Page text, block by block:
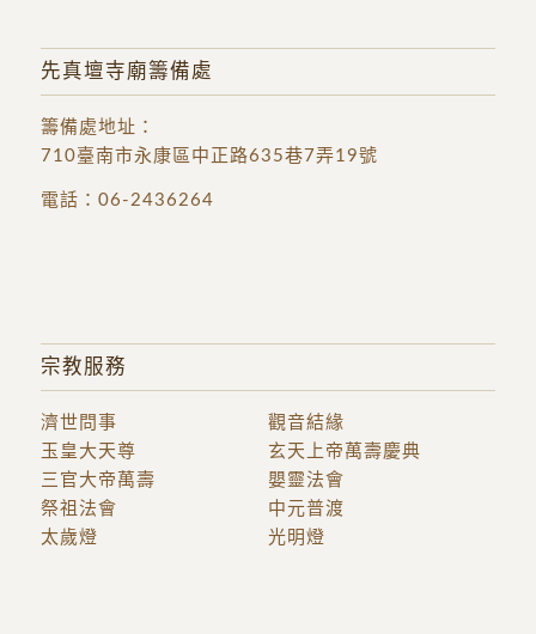
先真壇寺廟籌備處
籌備處地址 ：
710臺南市永康區中正路635巷7弄19號
電話： 06-2436264
宗教服務
濟世問事
觀音結緣
玉皇大天尊
三官大帝萬壽
玄天上帝萬壽慶典
嬰靈法會
祭祖法會
中元普渡
太歲燈
光明燈